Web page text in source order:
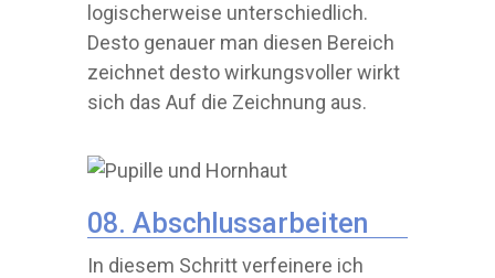
logischerweise unterschiedlich.
Desto genauer man diesen Bereich
zeichnet desto wirkungsvoller wirkt
sich das Auf die Zeichnung aus.
08. Abschlussarbeiten
In diesem Schritt verfeinere ich